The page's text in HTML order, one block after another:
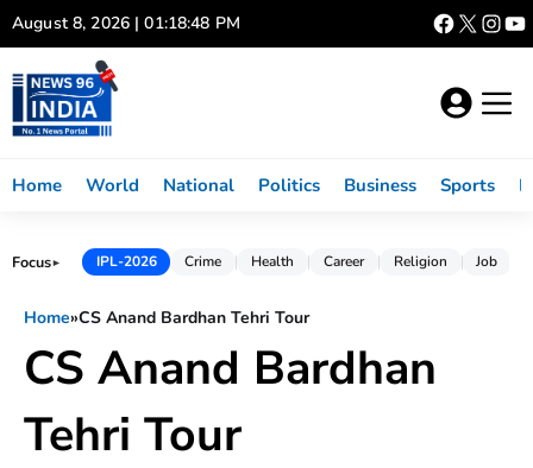
Skip
to
content
August 8, 2026 | 01:18:48 PM
Home World National Politics Business Sports
Focus► IPL-2026 Crime Health Career Religion Job
Home»CS Anand Bardhan Tehri Tour
CS Anand Bardhan
Tehri Tour